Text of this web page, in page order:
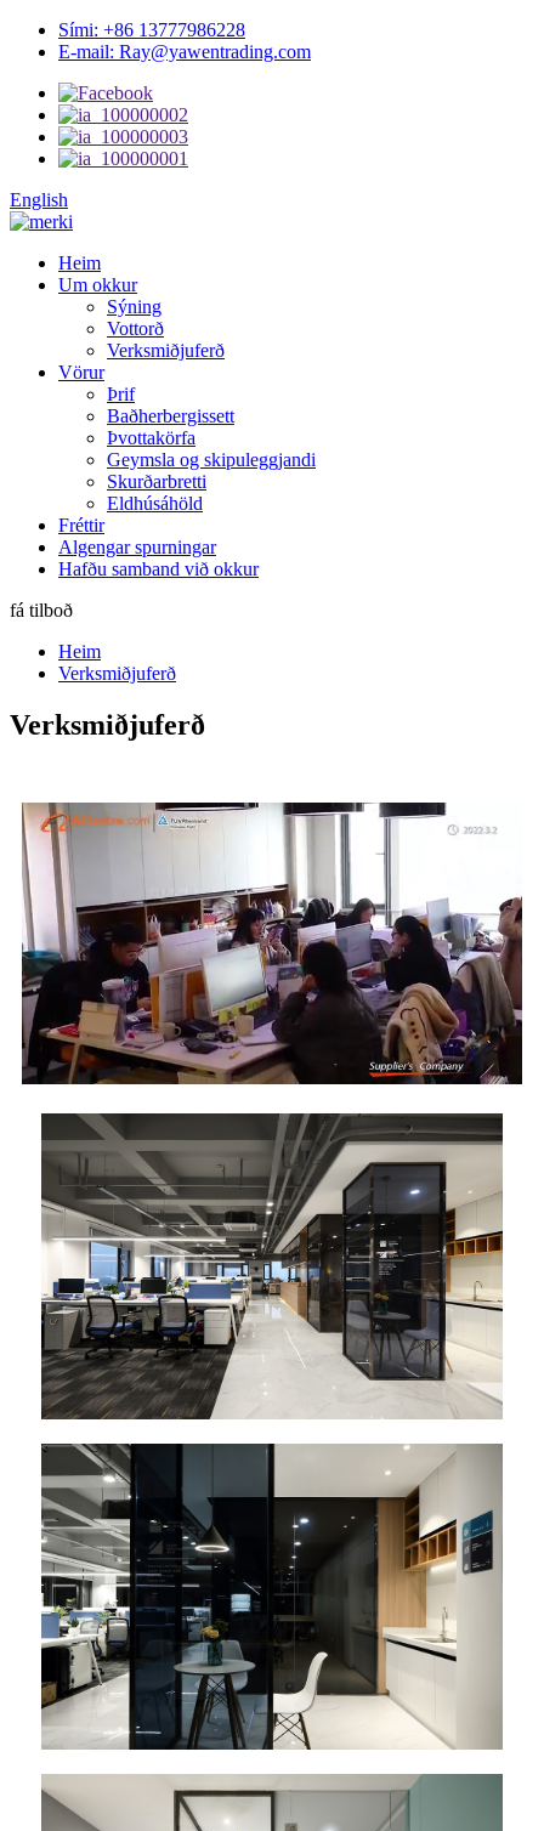
Sími: +86 13777986228
E-mail: Ray@yawentrading.com
English
Heim
Um okkur
Sýning
Vottorð
Verksmiðjuferð
Vörur
Þrif
Baðherbergissett
Þvottakörfa
Geymsla og skipuleggjandi
Skurðarbretti
Eldhúsáhöld
Fréttir
Algengar spurningar
Hafðu samband við okkur
fá tilboð
Heim
Verksmiðjuferð
Verksmiðjuferð